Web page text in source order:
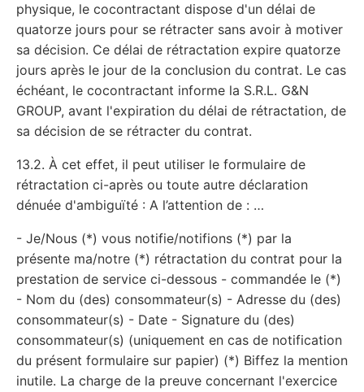
physique, le cocontractant dispose d'un délai de
quatorze jours pour se rétracter sans avoir à motiver
sa décision. Ce délai de rétractation expire quatorze
jours après le jour de la conclusion du contrat. Le cas
échéant, le cocontractant informe la S.R.L. G&N
GROUP, avant l'expiration du délai de rétractation, de
sa décision de se rétracter du contrat.
13.2. À cet effet, il peut utiliser le formulaire de
rétractation ci-après ou toute autre déclaration
dénuée d'ambiguïté : A l’attention de : …
- Je/Nous (*) vous notifie/notifions (*) par la
présente ma/notre (*) rétractation du contrat pour la
prestation de service ci-dessous - commandée le (*)
- Nom du (des) consommateur(s) - Adresse du (des)
consommateur(s) - Date - Signature du (des)
consommateur(s) (uniquement en cas de notification
du présent formulaire sur papier) (*) Biffez la mention
inutile. La charge de la preuve concernant l'exercice